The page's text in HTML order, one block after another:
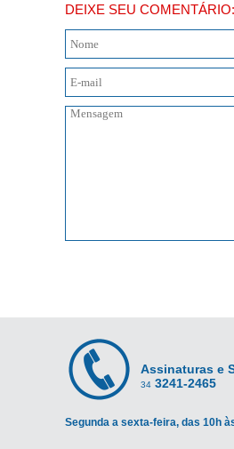
DEIXE SEU COMENTÁRIO:
Assinaturas e
34 3241-2465
Segunda a sexta-feira, das 10h